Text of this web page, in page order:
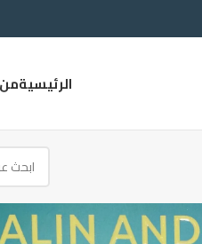
الرئيسية